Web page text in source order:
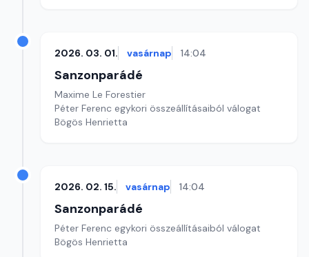
2026. 03. 01. vasárnap 14:04
Sanzonparádé
Maxime Le Forestier
Péter Ferenc egykori összeállításaiból válogat
Bögös Henrietta
2026. 02. 15. vasárnap 14:04
Sanzonparádé
Péter Ferenc egykori összeállításaiból válogat
Bögös Henrietta